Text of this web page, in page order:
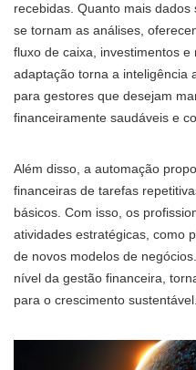
recebidas. Quanto mais
se tornam as análises,
fluxo de caixa, investimentos
adaptação torna a inteligência
para gestores que desejam
financeiramente saudáveis e
Além disso, a automação
financeiras de tarefas
básicos. Com isso, os
atividades estratégicas, como
de novos modelos de
nível da gestão financeira,
para o crescimento sustentável.